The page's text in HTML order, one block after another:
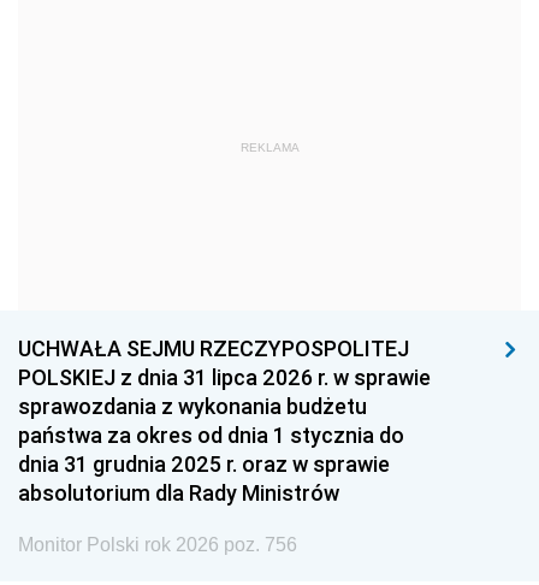
1968
1954 1953 1952
1951 1950
1948 1947 1946
1939 1938
REKLAMA
UCHWAŁA SEJMU RZECZYPOSPOLITEJ
POLSKIEJ z dnia 31 lipca 2026 r. w sprawie
sprawozdania z wykonania budżetu
państwa za okres od dnia 1 stycznia do
dnia 31 grudnia 2025 r. oraz w sprawie
absolutorium dla Rady Ministrów
Monitor Polski rok 2026 poz. 756